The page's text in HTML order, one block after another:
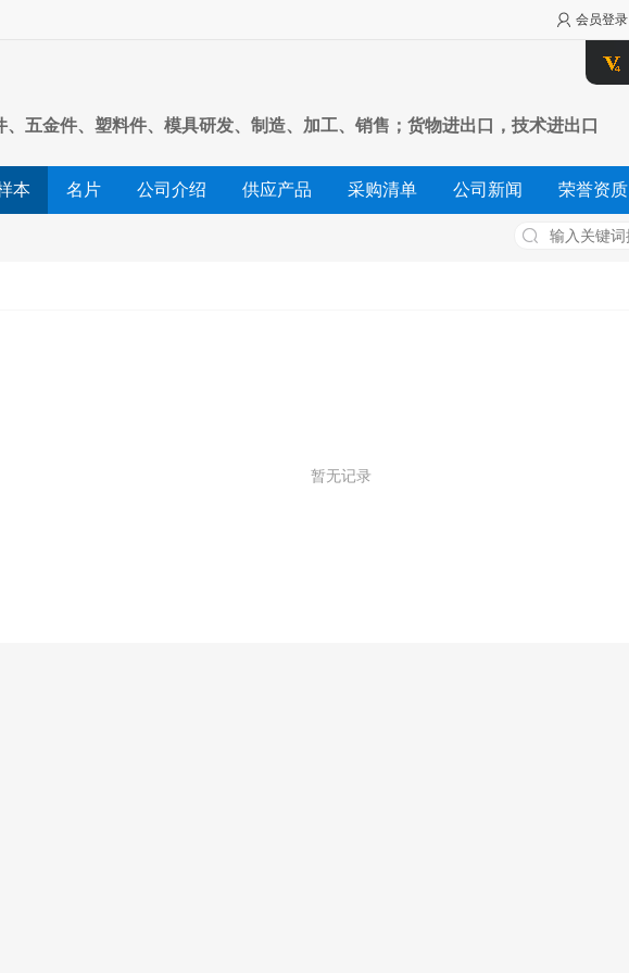
会员登录
五金件、塑料件、模具研发、制造、加工、销售；货物进出口，技术进出口
本 名片 公司介绍 供应产品 采购清单 公司新闻 荣誉资质
暂无记录